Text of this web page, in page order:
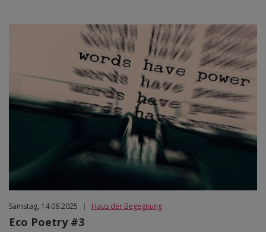
Samstag, 14.06.2025 | Haus der Begegnung
Eco Poetry #3